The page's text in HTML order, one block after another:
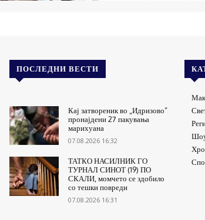
ПОСЛЕДНИ ВЕСТИ
Кај затвореник во „Идризово“
пронајдени 27 пакувања
марихуана
07.08.2026 16:32
ТАТКО НАСИЛНИК ГО
ТУРНАЛ СИНОТ (19) ПО
СКАЛИ, момчето се здобило
со тешки повреди
07.08.2026 16:31